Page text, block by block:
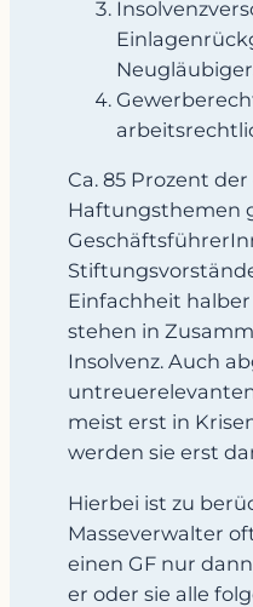
Ca. 85 Prozent
Haftungsthemen
Einfachheit halber
stehen in
Insolvenz. Auch
meist erst in
werden sie erst
Hierbei ist zu
Masseverwalter
einen GF nur
er oder sie alle